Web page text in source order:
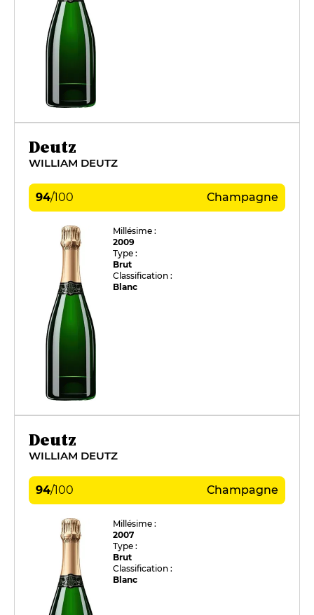
Deutz
WILLIAM DEUTZ
94/100 Champagne
Millésime :
2009
Type :
Brut
Classification :
Blanc
Deutz
WILLIAM DEUTZ
94/100 Champagne
Millésime :
2007
Type :
Brut
Classification :
Blanc